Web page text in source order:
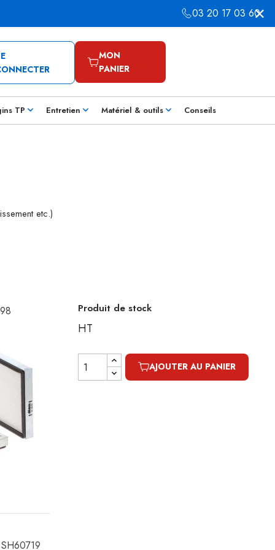
03 20 17 03 60
MON
PANIER
TP Entretien Matériel & outils Conseils
etc.)
Produit de stock
HT
AJOUTER AU PANIER